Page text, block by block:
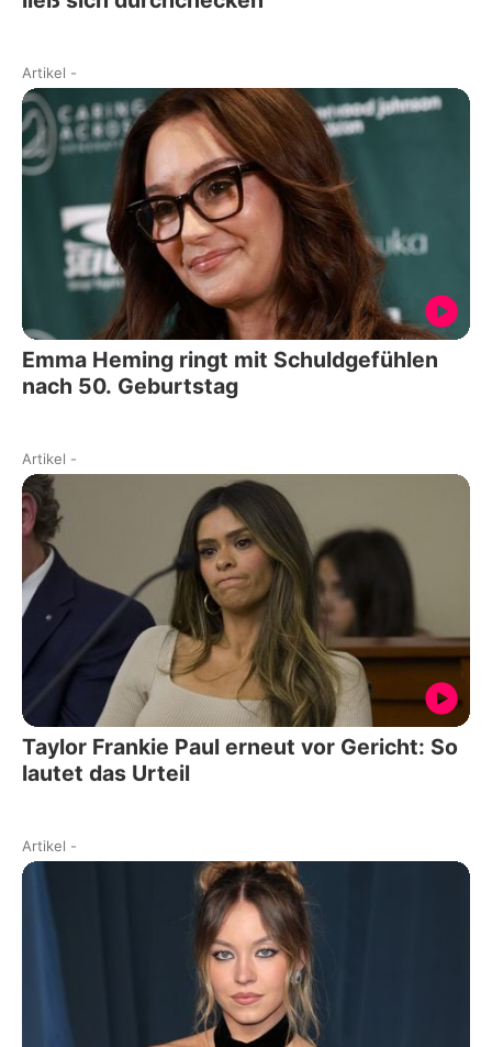
Artikel -
Emma Heming ringt mit Schuldgefühlen
nach 50. Geburtstag
Artikel -
Taylor Frankie Paul erneut vor Gericht: So
lautet das Urteil
Artikel -